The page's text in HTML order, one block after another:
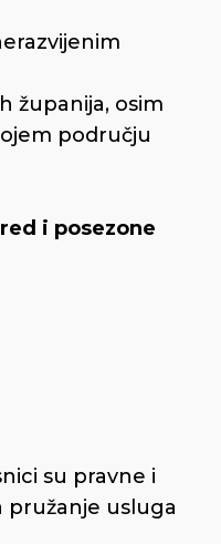
županija, osim
području
i posezone
su pravne i
pružanje usluga